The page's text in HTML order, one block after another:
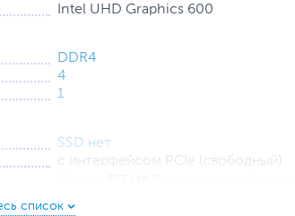
Intel UHD Graphics 600
DDR4
4
1
SSD нет
с интерфейсом PCIe (cвободный)